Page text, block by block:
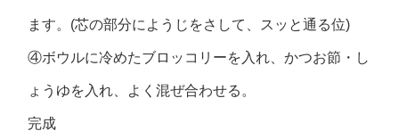
ます。(芯の部分にようじをさして、スッと通る位)
④ボウルに冷めたブロッコリーを入れ、かつお節・し
ょうゆを入れ、よく混ぜ合わせる。
完成